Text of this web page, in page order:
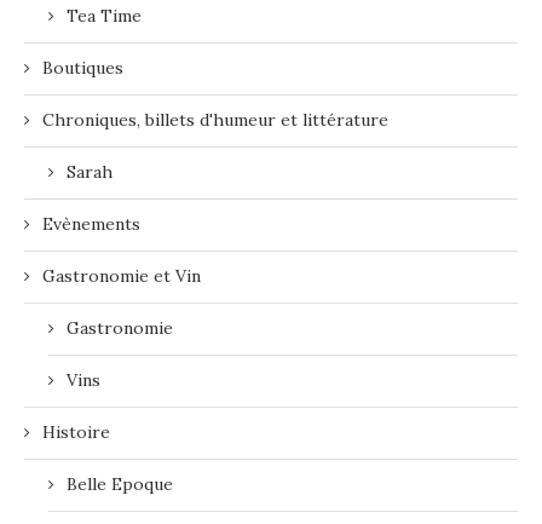
Tea Time
Boutiques
Chroniques, billets d'humeur et littérature
Sarah
Evènements
Gastronomie et Vin
Gastronomie
Vins
Histoire
Belle Epoque